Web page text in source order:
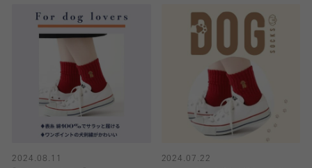
2024.08.11
2024.07.22